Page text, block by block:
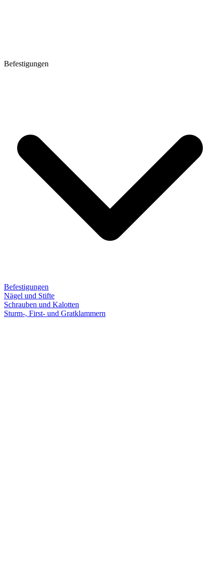
Befestigungen
Befestigungen
Nägel und Stifte
Schrauben und Kalotten
Sturm-, First- und Gratklammern